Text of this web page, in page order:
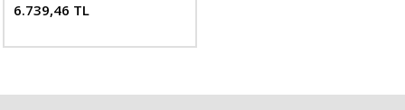
6.739,46 TL